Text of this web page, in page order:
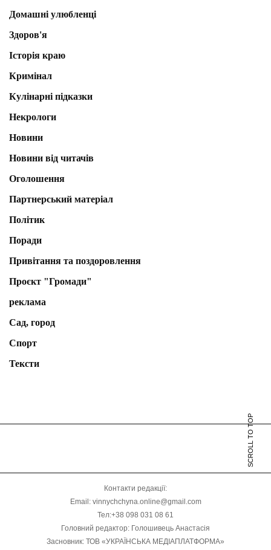
Домашні улюбленці
Здоров'я
Історія краю
Кримінал
Кулінарні підказки
Некрологи
Новини
Новини від читачів
Оголошення
Партнерський матеріал
Політик
Поради
Привітання та поздоровлення
Проєкт "Громади"
реклама
Сад, город
Спорт
Тексти
SCROLL TO TOP
Контакти редакції:
Email: vinnychchyna.online@gmail.com
Тел:+38 098 031 08 61
Головний редактор: Голошивець Анастасія
Засновник: ТОВ «УКРАЇНСЬКА МЕДІАПЛАТФОРМА»